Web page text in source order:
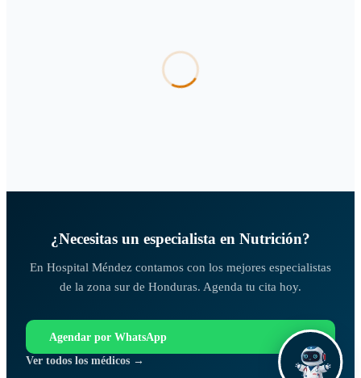
¿Necesitas un especialista en Nutrición?
En Hospital Méndez contamos con los mejores especialistas
de la zona sur de Honduras. Agenda tu cita hoy.
Agendar por WhatsApp
Ver todos los médicos →